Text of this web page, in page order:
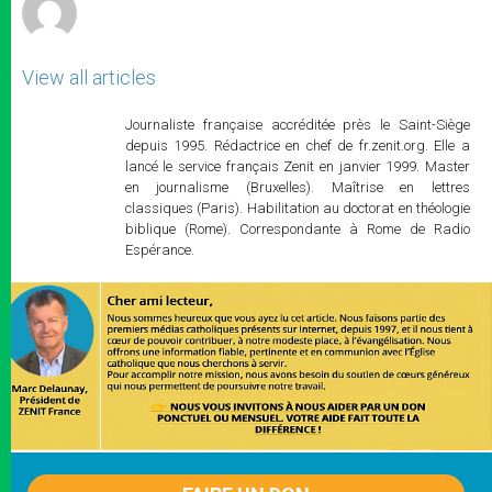
View all articles
Journaliste française accréditée près le Saint-Siège
depuis 1995. Rédactrice en chef de fr.zenit.org. Elle a
lancé le service français Zenit en janvier 1999. Master
en journalisme (Bruxelles). Maîtrise en lettres
classiques (Paris). Habilitation au doctorat en théologie
biblique (Rome). Correspondante à Rome de Radio
Espérance.